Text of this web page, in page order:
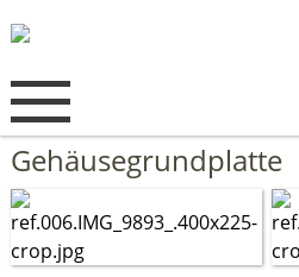
Gehäusegrundplatte